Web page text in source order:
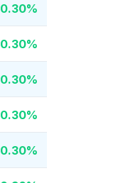
0.30%
0.30%
0.30%
0.30%
0.30%